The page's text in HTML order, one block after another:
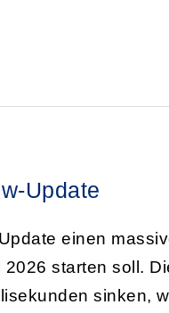
Update
einen
starten soll.
sinken,